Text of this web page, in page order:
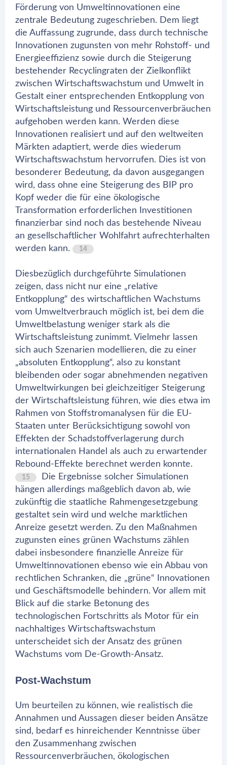
Förderung von Umweltinnovationen eine
zentrale Bedeutung zugeschrieben. Dem liegt
die Auffassung zugrunde, dass durch technische
Innovationen zugunsten von mehr Rohstoff- und
Energieeffizienz sowie durch die Steigerung
bestehender Recyclingraten der Zielkonflikt
zwischen Wirtschaftswachstum und Umwelt in
Gestalt einer entsprechenden Entkopplung von
Wirtschaftsleistung und Ressourcenverbräuchen
aufgehoben werden kann. Werden diese
Innovationen realisiert und auf den weltweiten
Märkten adaptiert, werde dies wiederum
Wirtschaftswachstum hervorrufen. Dies ist von
besonderer Bedeutung, da davon ausgegangen
wird, dass ohne eine Steigerung des BIP pro
Kopf weder die für eine ökologische
Transformation erforderlichen Investitionen
finanzierbar sind noch das bestehende Niveau
an gesellschaftlicher Wohlfahrt aufrechterhalten
werden kann.
14
Diesbezüglich durchgeführte Simulationen
zeigen, dass nicht nur eine „relative
Entkopplung“ des wirtschaftlichen Wachstums
vom Umweltverbrauch möglich ist, bei dem die
Umweltbelastung weniger stark als die
Wirtschaftsleistung zunimmt. Vielmehr lassen
sich auch Szenarien modellieren, die zu einer
„absoluten Entkopplung“, also zu konstant
bleibenden oder sogar abnehmenden negativen
Umweltwirkungen bei gleichzeitiger Steigerung
der Wirtschaftsleistung führen, wie dies etwa im
Rahmen von Stoffstromanalysen für die EU-
Staaten unter Berücksichtigung sowohl von
Effekten der Schadstoffverlagerung durch
internationalen Handel als auch zu erwartender
Rebound-Effekte berechnet werden konnte.
15
Die Ergebnisse solcher Simulationen
hängen allerdings maßgeblich davon ab, wie
zukünftig die staatliche Rahmengesetzgebung
gestaltet sein wird und welche marktlichen
Anreize gesetzt werden. Zu den Maßnahmen
zugunsten eines grünen Wachstums zählen
dabei insbesondere finanzielle Anreize für
Umweltinnovationen ebenso wie ein Abbau von
rechtlichen Schranken, die „grüne“ Innovationen
und Geschäftsmodelle behindern. Vor allem mit
Blick auf die starke Betonung des
technologischen Fortschritts als Motor für ein
nachhaltiges Wirtschaftswachstum
unterscheidet sich der Ansatz des grünen
Wachstums vom De-Growth-Ansatz.
Post-Wachstum
Um beurteilen zu können, wie realistisch die
Annahmen und Aussagen dieser beiden Ansätze
sind, bedarf es hinreichender Kenntnisse über
den Zusammenhang zwischen
Ressourcenverbräuchen, ökologischen